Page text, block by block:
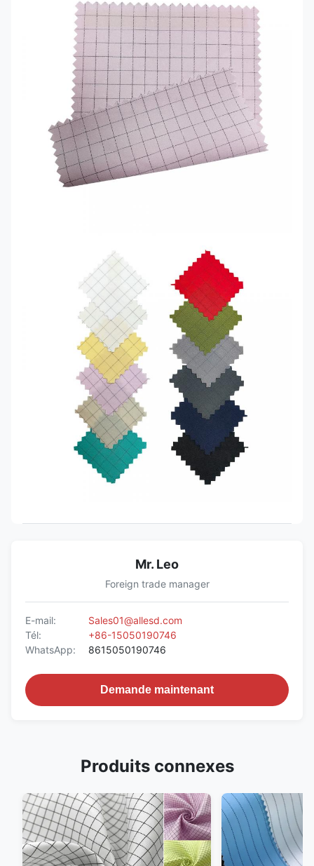
Mr. Leo
Foreign trade manager
E-mail:
Sales01@allesd.com
Tél:
+86-15050190746
WhatsApp:
8615050190746
Demande maintenant
Produits connexes